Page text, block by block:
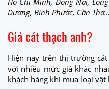
Dương, Bình Phước, Cần Thơ…
Giá cát thạch anh?
Hiện nay trên thị trường
với nhiều mức giá khác
khách hàng khi mua loại